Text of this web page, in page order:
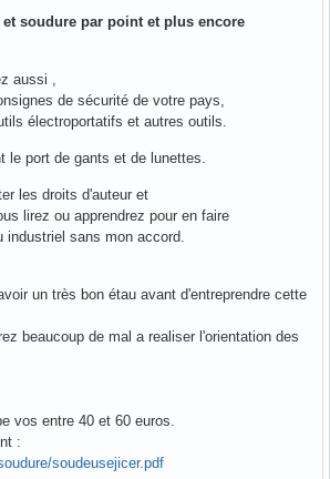
et soudure par point et plus encore
aussi ,
de sécurité de votre pays,
électroportatifs et autres outils.
le port de gants et de lunettes.
les droits d'auteur et
lirez ou apprendrez pour en faire
sans mon accord.
un très bon étau avant d'entreprendre cette
beaucoup de mal a realiser l'orientation des
vos entre 40 et 60 euros.
:
soudeusejicer.pdf